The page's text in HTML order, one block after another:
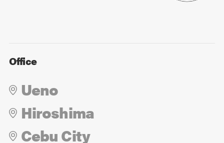
Office
Ueno
Hiroshima
Cebu City